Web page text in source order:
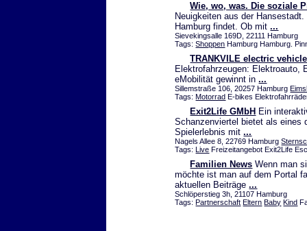
Wie, wo, was. Die soziale
Neuigkeiten aus der
Hamburg findet. Ob mit...
Sievekingsalle 169D, 22111 Hamburg
Tags:Shoppen Hamburg Hamburg.
TRANKVILE electric
Elektrofahrzeugen: Elektroauto,
eMobilität gewinnt in...
Sillemstraße 106, 20257 Hamburg
Tags:Motorrad E-bikes
Exit2Life GMbH Ein
Schanzenviertel bietet als eines
Spielerlebnis mit...
Nagels Allee 8, 22769 Hamburg
Tags:Live Freizeitangebot Exit2Life
Familien News Wenn man
möchte ist man auf dem Portal
aktuellen Beiträge...
Schlöperstieg 3h, 21107 Hamburg
Tags:Partnerschaft Eltern Baby Kind